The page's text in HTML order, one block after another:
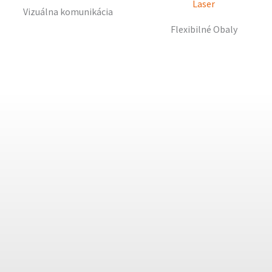
Vizuálna komunikácia
Flexibilné Obaly